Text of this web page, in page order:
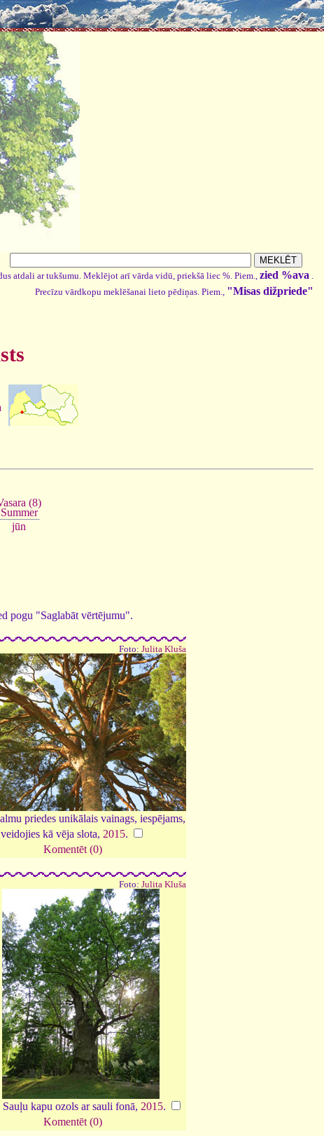
atdali ar tukšumu. Meklējot arī vārda vidū, priekšā liec %. Piem., zied %ava .
Precīzu vārdkopu meklēšanai lieto pēdiņas. Piem., "Misas dižpriede"
(8)
Summer
jūn
pogu "Saglabāt vērtējumu".
Foto: Julita Kluša
priedes unikālais vainags, iespējams,
veidojies kā vēja slota, 2015.
Komentēt (0)
Foto: Julita Kluša
Sauļu kapu ozols ar sauli fonā, 2015.
Komentēt (0)